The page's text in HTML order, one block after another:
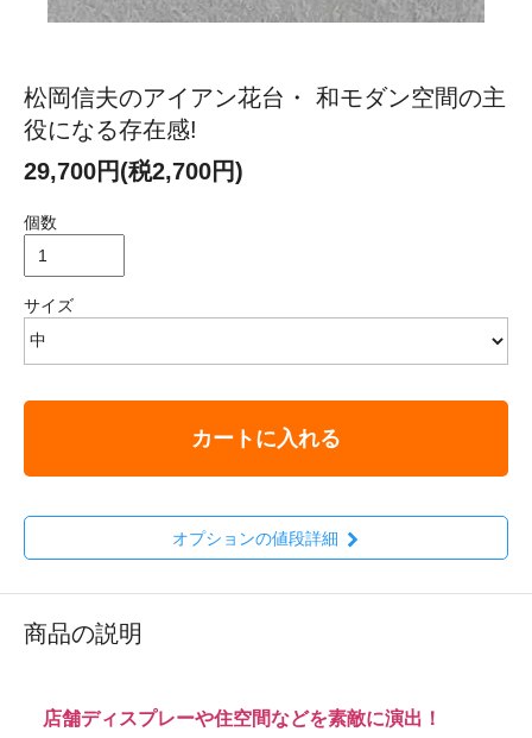
松岡信夫のアイアン花台・ 和モダン空間の主
役になる存在感!
29,700円(税2,700円)
個数
サイズ
カートに入れる
オプションの値段詳細
商品の説明
店舗ディスプレーや住空間などを素敵に演出！